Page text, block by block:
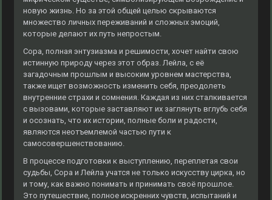
новую жизнь. Но за этой общей целью скрываются
множество личных переживаний и сложных эмоций,
которые делают их путь непростым.
Сора, полная энтузиазма и решимости, хочет найти свою
истинную природу через этот образ. Лейла, с её
загадочным прошлым и высоким уровнем мастерства,
также ищет возможность изменить себя, преодолеть
внутренние страхи и сомнения. Каждая из них сталкивается
с вызовами, которые заставляют их заглянуть вглубь себя
и осознать, что их истории, полные боли и радости,
являются неотъемлемой частью пути к
самосовершенствованию.
В процессе подготовки к выступлению, переплетая свои
судьбы, Сора и Лейла учатся не только искусству цирка, но
и тому, как важно понимать и принимать своё прошлое.
Это путешествие, полное искренних чувств, испытаний и